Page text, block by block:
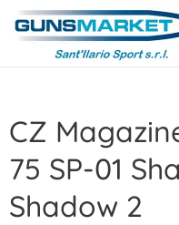
CZ
75 SP-01
Shadow 2